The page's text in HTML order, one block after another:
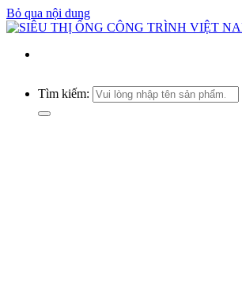
Bỏ qua nội dung
Tìm kiếm: